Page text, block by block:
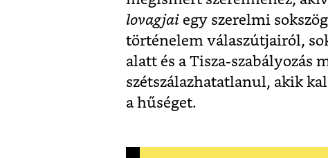
lovagjai egy szerelmi
történelem válaszútjairól,
alatt és a Tisza-szabályozás
szétszálazhatatlanul, akik
a hűséget.